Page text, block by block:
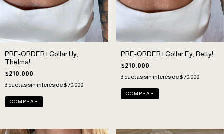
PRE-ORDER | Collar Uy,
Thelma!
$210.000
3 cuotas sin interés de $70.000
PRE-ORDER | Collar Ey, Betty!
$210.000
3 cuotas sin interés de $70.000